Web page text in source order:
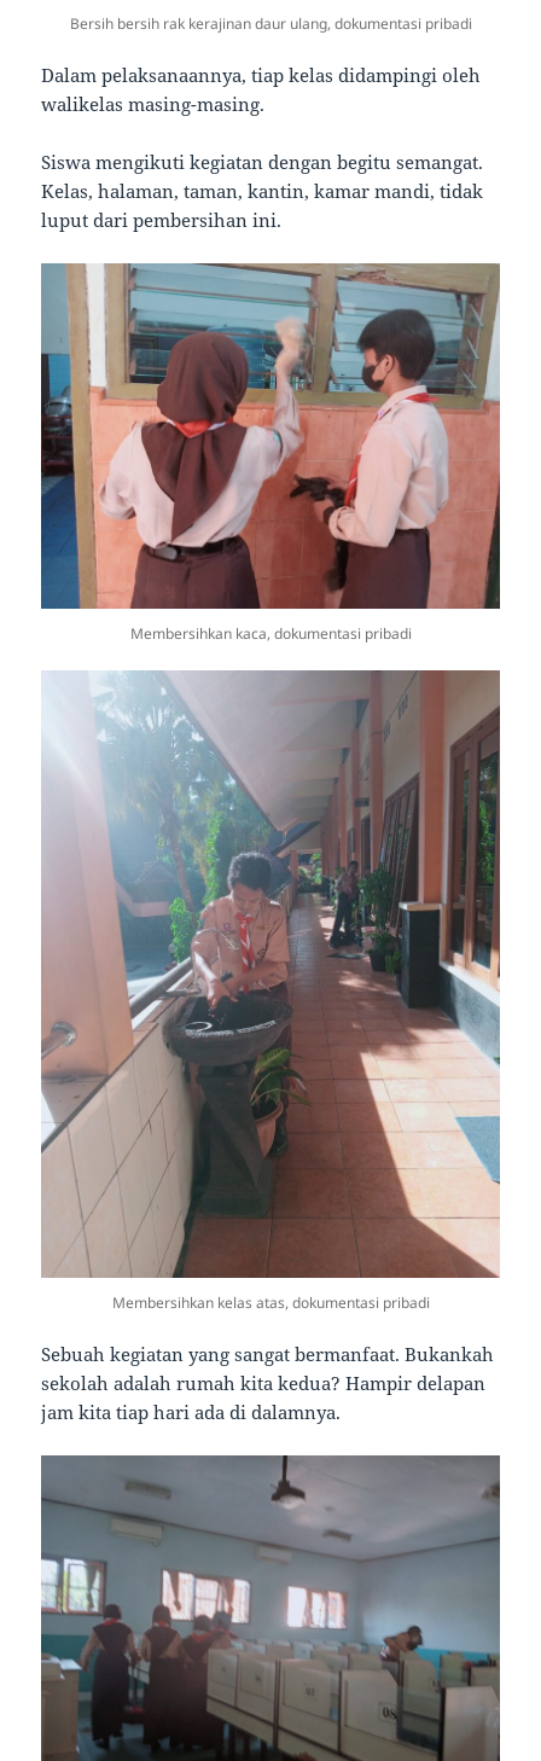
Bersih bersih rak kerajinan daur ulang, dokumentasi pribadi
Dalam pelaksanaannya, tiap kelas didampingi oleh
walikelas masing-masing.
Siswa mengikuti kegiatan dengan begitu semangat.
Kelas, halaman, taman, kantin, kamar mandi, tidak
luput dari pembersihan ini.
Membersihkan kaca, dokumentasi pribadi
Membersihkan kelas atas, dokumentasi pribadi
Sebuah kegiatan yang sangat bermanfaat. Bukankah
sekolah adalah rumah kita kedua? Hampir delapan
jam kita tiap hari ada di dalamnya.